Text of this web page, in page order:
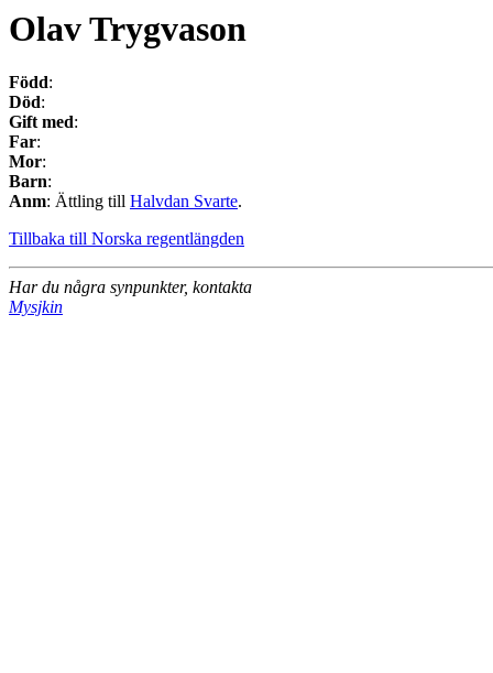
Olav Trygvason
Född:
Död:
Gift med:
Far:
Mor:
Barn:
Anm: Ättling till Halvdan Svarte.
Tillbaka till Norska regentlängden
Har du några synpunkter, kontakta
Mysjkin